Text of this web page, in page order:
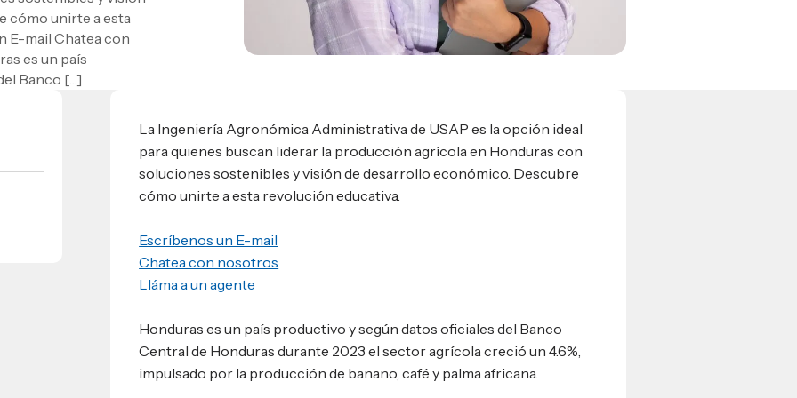
Honduras, C.A.
cómo unirte a esta
E-mail Chatea con
es un país
Banco […]
La Ingeniería Agronómica Administrativa de USAP es la opción ideal
para quienes buscan liderar la producción agrícola en Honduras con
soluciones sostenibles y visión de desarrollo económico. Descubre
cómo unirte a esta revolución educativa.
Escríbenos un E-mail
Chatea con nosotros
Lláma a un agente
Honduras es un país productivo y según datos oficiales del Banco
Central de Honduras durante 2023 el sector agrícola creció un 4.6%,
impulsado por la producción de banano, café y palma africana.